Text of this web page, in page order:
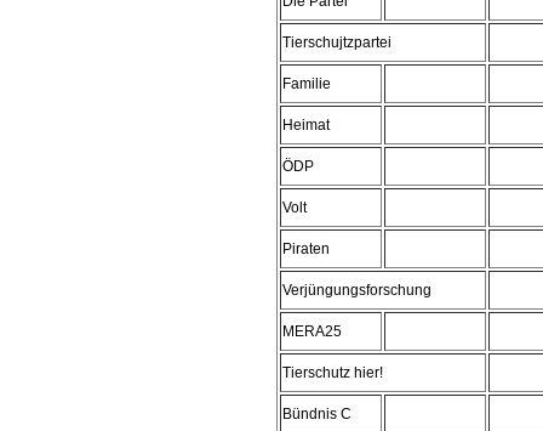
Tierschujtzpartei
Familie
Heimat
ÖDP
Volt
Piraten
Verjüngungsforschung
MERA25
Tierschutz hier!
Bündnis C